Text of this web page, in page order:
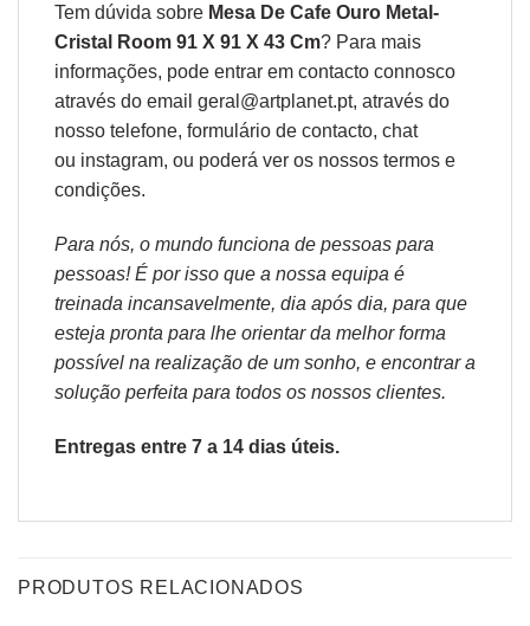
Tem dúvida sobre Mesa De Cafe Ouro Metal-
Cristal Room 91 X 91 X 43 Cm? Para mais
informações, pode entrar em contacto connosco
através do email geral@artplanet.pt, através do
nosso telefone, formulário de contacto, chat
ou instagram, ou poderá ver os nossos termos e
condições.
Para nós, o mundo funciona de pessoas para
pessoas! É por isso que a nossa equipa é
treinada incansavelmente, dia após dia, para que
esteja pronta para lhe orientar da melhor forma
possível na realização de um sonho, e encontrar a
solução perfeita para todos os nossos clientes.
Entregas entre 7 a 14 dias úteis.
PRODUTOS RELACIONADOS